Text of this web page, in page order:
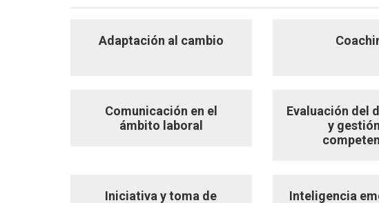
Adaptación al cambio
Comunicación en el
ámbito laboral
Evaluación del
y
Iniciativa y toma de
Inteligencia